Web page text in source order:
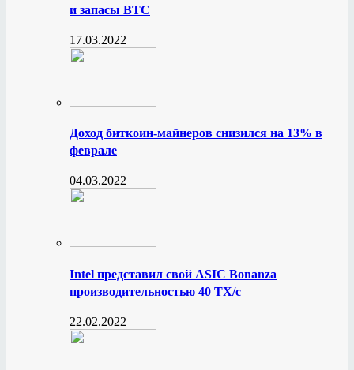
и запасы BTC
17.03.2022
Доход биткоин-майнеров снизился на 13% в
феврале
04.03.2022
Intel представил свой ASIC Bonanza
производительностью 40 ТХ/с
22.02.2022